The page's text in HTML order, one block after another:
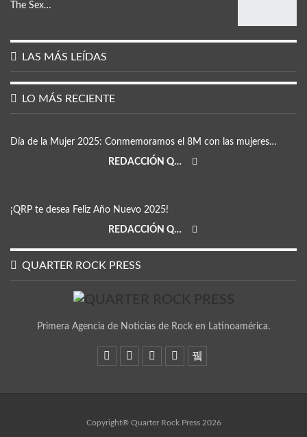
The Sex…
LAS MÁS LEÍDAS
LO MÁS RECIENTE
Día de la Mujer 2025: Conmemoramos el 8M con las mujeres…
REDACCIÓN QRP
¡QRP te desea Feliz Año Nuevo 2025!
REDACCIÓN QRP
QUARTER ROCK PRESS
Primera Agencia de Noticias de Rock en Latinoamérica.
Copyright® Quarter Rock Press 2026